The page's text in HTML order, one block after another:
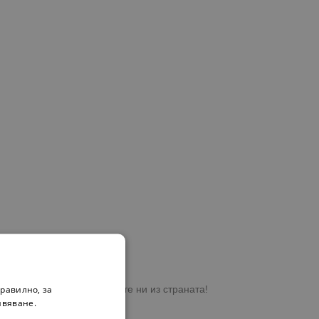
на място в магазините ни из страната!
за